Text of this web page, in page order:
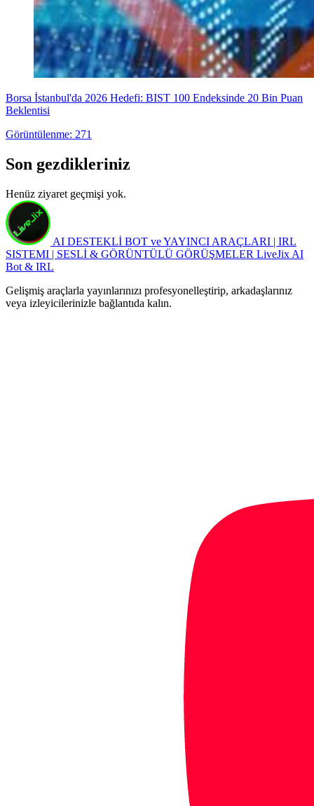
Borsa İstanbul'da 2026 Hedefi: BIST 100 Endeksinde 20 Bin Puan
Beklentisi
Görüntülenme: 271
Son gezdikleriniz
Henüz ziyaret geçmişi yok.
AI DESTEKLİ BOT ve YAYINCI ARAÇLARI | IRL
SISTEMI | SESLİ & GÖRÜNTÜLÜ GÖRÜŞMELER LiveJix AI
Bot & IRL
Gelişmiş araçlarla yayınlarınızı profesyonelleştirip, arkadaşlarınız
veya izleyicilerinizle bağlantıda kalın.